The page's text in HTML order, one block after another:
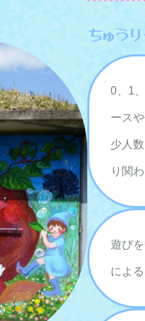
ちゅう
0、1
ース
少人
り関
遊び
によ